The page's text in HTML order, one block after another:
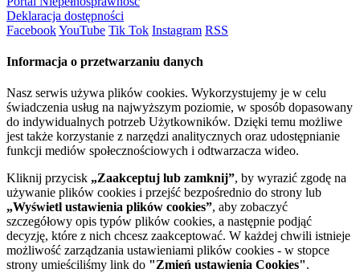
Deklaracja dostępności
FacebookYouTube Tik Tok Instagram RSS
Informacja o przetwarzaniu danych
Nasz serwis używa plików cookies. Wykorzystujemy je w celu
świadczenia usług na najwyższym poziomie, w sposób dopasowany
do indywidualnych potrzeb Użytkowników. Dzięki temu możliwe
jest także korzystanie z narzędzi analitycznych oraz udostępnianie
funkcji mediów społecznościowych i odtwarzacza wideo.
Kliknij przycisk „Zaakceptuj lub zamknij”, by wyrazić zgodę na
używanie plików cookies i przejść bezpośrednio do strony lub
„Wyświetl ustawienia plików cookies”, aby zobaczyć
szczegółowy opis typów plików cookies, a następnie podjąć
decyzję, które z nich chcesz zaakceptować. W każdej chwili istnieje
możliwość zarządzania ustawieniami plików cookies - w stopce
strony umieściliśmy link do "Zmień ustawienia Cookies".